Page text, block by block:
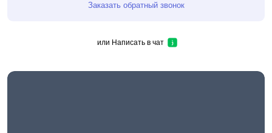
Заказать обратный звонок
или Написать в чат